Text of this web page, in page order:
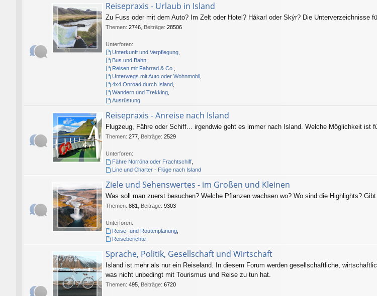
Reisepraxis - Urlaub in Island
Zu Fuss oder mit dem Auto? Im Zelt oder Hotel? Hákarl oder Skýr? Die Unterverzeichnisse
Themen: 2746 Beiträge: 28506
Unterforen:
Unterkunft und Verpflegung,
Bus und Bahn,
Reisen mit Fahrrad & Co.
Unterwegs mit Auto oder Wohnmobil,
4x4 Onroad durch Island,
Wandern und Trekking,
Ausrüstung
Reisepraxis - Anreise nach Island
Flugzeug, Fähre oder Schiff... irgendwie geht es immer nach Island. Welche Möglichkeit ist
Themen: 277 Beiträge: 2529
Unterforen:
Fähre Norröna oder Frachtschiff,
Line und Charter - Flüge nach Island
Ziele und Sehenswertes - im Großen und Kleinen
Was soll man zuerst besuchen? Welche Pflanzen wachsen wo? Wo sind die Highlights?
Themen: 881 Beiträge: 9303
Unterforen:
Reise- und Routenplanung,
Reiseberichte
Sprache, Politik, Gesellschaft und Wirtschaft
Island ist mehr als nur ein Reiseland. In diesem Forum werden gesellschaftliche,
was nicht unbedingt mit Tourismus und Reise zu tun hat.
Themen: 495 Beiträge: 6720